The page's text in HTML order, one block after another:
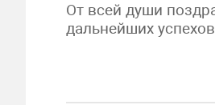
От всей души
дальнейших